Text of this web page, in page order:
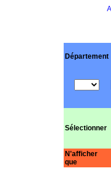
Département
Sélectionner
N'afficher
que